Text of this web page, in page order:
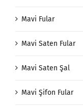
Mavi Fular
Mavi Saten Fular
Mavi Saten Şal
Mavi Şifon Fular